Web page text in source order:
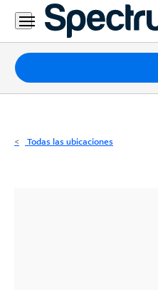
Residencial
Business
Paquetes
Internet
Todas las ubicaciones